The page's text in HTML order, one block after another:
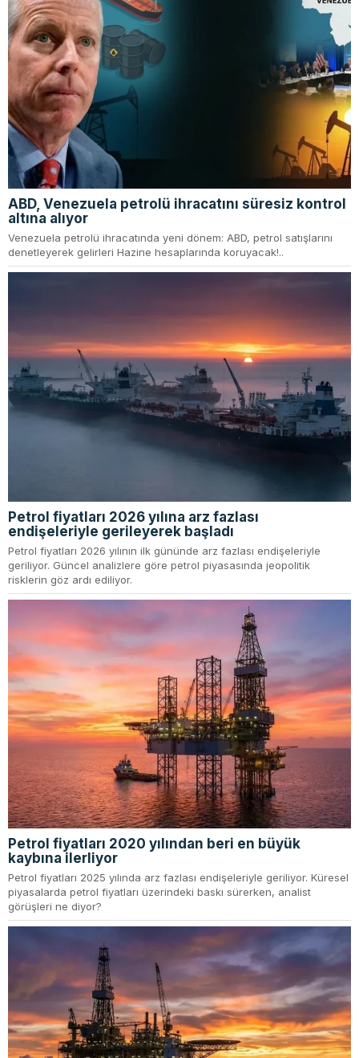
ABD, Venezuela petrolü ihracatını süresiz kontrol
altına alıyor
Venezuela petrolü ihracatında yeni dönem: ABD, petrol satışlarını
denetleyerek gelirleri Hazine hesaplarında koruyacak!..
Petrol fiyatları 2026 yılına arz fazlası
endişeleriyle gerileyerek başladı
Petrol fiyatları 2026 yılının ilk gününde arz fazlası endişeleriyle
geriliyor. Güncel analizlere göre petrol piyasasında jeopolitik
risklerin göz ardı ediliyor.
Petrol fiyatları 2020 yılından beri en büyük
kaybına ilerliyor
Petrol fiyatları 2025 yılında arz fazlası endişeleriyle geriliyor. Küresel
piyasalarda petrol fiyatları üzerindeki baskı sürerken, analist
görüşleri ne diyor?